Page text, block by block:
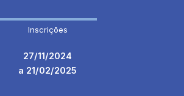
Inscrições
27/11/2024
a 21/02/2025